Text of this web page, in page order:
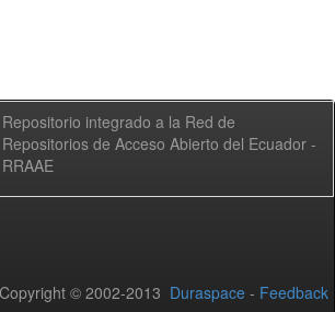
Repositorio integrado a la Red de
Repositorios de Acceso Abierto del Ecuador -
RRAAE
Copyright © 2002-2013 Duraspace - Feedback